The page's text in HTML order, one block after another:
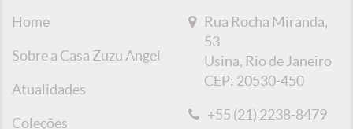
Home
Sobre a Casa Zuzu Angel
Atualidades
Coleções
Rua Rocha Miranda,
53
Usina, Rio de Janeiro
CEP: 20530-450
+55 (21) 2238-8479